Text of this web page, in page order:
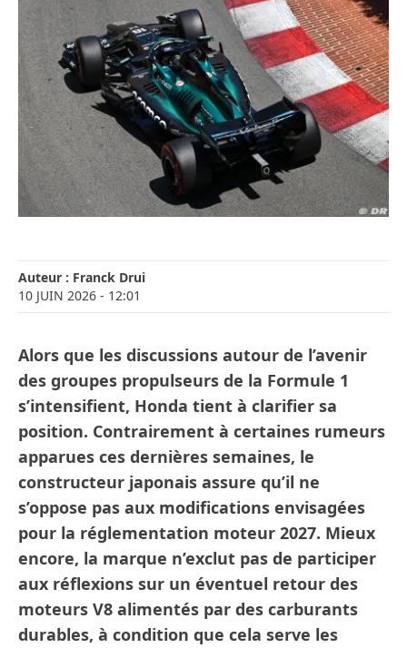
Auteur : Franck Drui
10 JUIN 2026 - 12:01
Alors que les discussions autour de l’avenir
des groupes propulseurs de la Formule 1
s’intensifient, Honda tient à clarifier sa
position. Contrairement à certaines rumeurs
apparues ces dernières semaines, le
constructeur japonais assure qu’il ne
s’oppose pas aux modifications envisagées
pour la réglementation moteur 2027. Mieux
encore, la marque n’exclut pas de participer
aux réflexions sur un éventuel retour des
moteurs V8 alimentés par des carburants
durables, à condition que cela serve les